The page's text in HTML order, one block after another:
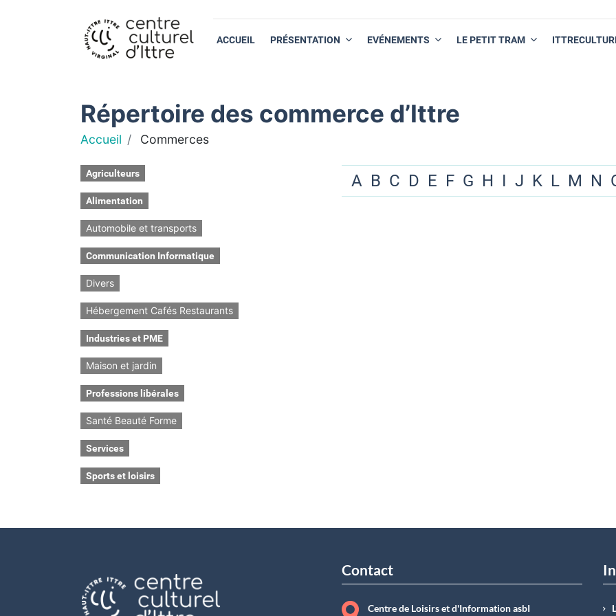
ACCUEIL PRÉSENTATION EVÉNEMENTS LE PETIT TRAM
Répertoire des commerce d’Ittre
Accueil Commerces
Agriculteurs
Alimentation
Automobile et transports
Communication Informatique
Divers
Hébergement Cafés Restaurants
Industries et PME
Maison et jardin
Professions libérales
Santé Beauté Forme
Services
Sports et loisirs
A B C D E F G H I J K L M N
Contact
Centre de Loisirs et d'Information asbI